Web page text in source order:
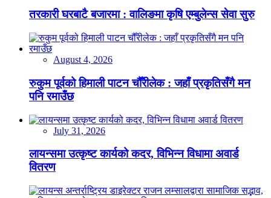
तरकारी घरबाटै बजारमा : वालिङमा कृषि एम्बुलेन्स सेवा सुरु
August 4, 2026
रुकुम पूर्वको हिमाली पाटन चौँरीलेक : जहाँ प्रकृतिसँगै मन
पनि रमाउँछ
July 31, 2026
लायन्समा उत्कृष्ट कार्यको कदर, विभिन्न विधामा अवार्ड
वितरण